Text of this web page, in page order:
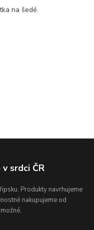
na šedé.
srdci ČR
Produkty navrhujeme
nakupujeme od